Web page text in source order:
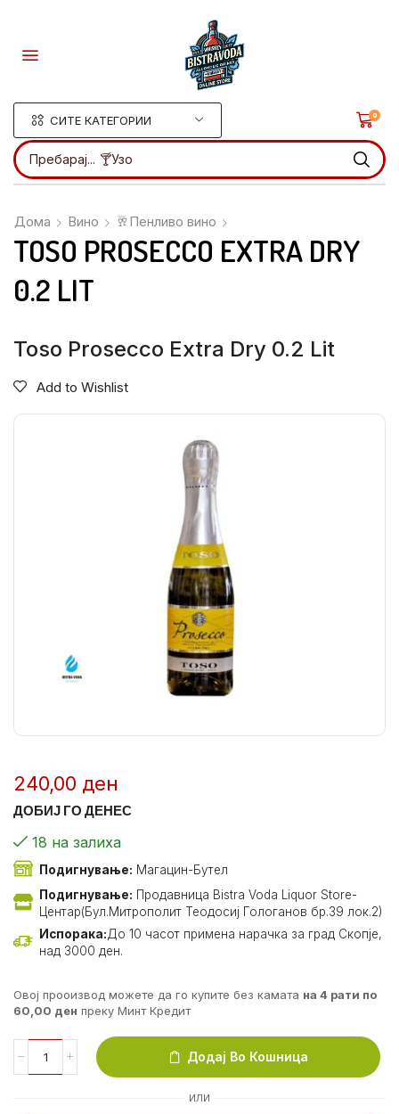
СИТЕ КАТЕГОРИИ
Пребарај... 🍸Ликери
0
Дома Вино 🥂Пенливо вино
TOSO PROSECCO EXTRA DRY
0.2 LIT
Toso Prosecco Extra Dry 0.2 Lit
Add to Wishlist
240,00 ден
ДОБИЈ ГО ДЕНЕС
18 на залиха
Подигнување: Магацин-Бутел
Подигнување: Продавница Bistra Voda Liquor Store-
Центар(Бул.Митрополит Теодосиј Гологанов бр.39 лок.2)
Испорака:До 10 часот примена нарачка за град Скопје,
над 3000 ден.
Овој прооизвод можете да го купите без камата на 4 рати по
60,00 ден преку Минт Кредит
Додај Во Кошница
ИЛИ